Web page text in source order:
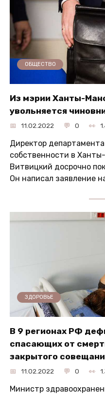
ОБЩЕСТВО
Из мэрии Ханты-
увольняется
11.02.2022 0
Директор
собственности в
Витвицкий досрочно
Он написал заявление
ЗДОРОВЬЕ
В 9 регионах РФ
спасающих от
закрытого
11.02.2022 0
Министр